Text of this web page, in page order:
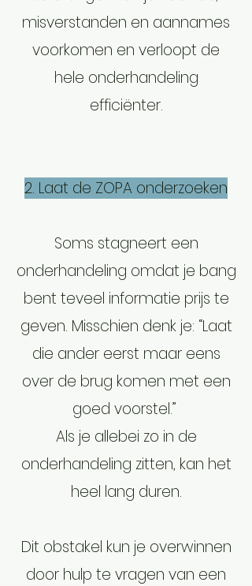
misverstanden en aannames
voorkomen en verloopt de
hele onderhandeling
efficiënter.
2. Laat de ZOPA onderzoeken
Soms stagneert een
onderhandeling omdat je bang
bent teveel informatie prijs te
geven. Misschien denk je: “Laat
die ander eerst maar eens
over de brug komen met een
goed voorstel.”
Als je allebei zo in de
onderhandeling zitten, kan het
heel lang duren.
Dit obstakel kun je overwinnen
door hulp te vragen van een